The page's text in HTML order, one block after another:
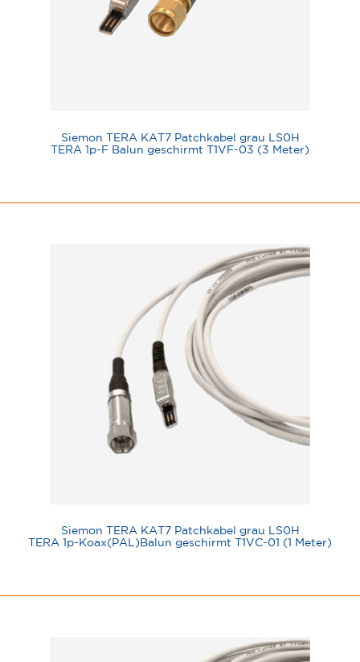
Siemon TERA KAT7 Patchkabel grau LS0H
TERA 1p-F Balun geschirmt T1VF-03 (3 Meter)
Siemon TERA KAT7 Patchkabel grau LS0H
TERA 1p-Koax(PAL)Balun geschirmt T1VC-01 (1 Meter)